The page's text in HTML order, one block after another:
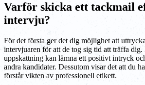
Varför skicka ett tackmail
intervju?
För det första ger det dig möjlighet att
intervjuaren för att de tog sig tid att träffa dig.
uppskattning kan lämna ett positivt intryck
andra kandidater. Dessutom visar det att du
förstår vikten av professionell etikett.